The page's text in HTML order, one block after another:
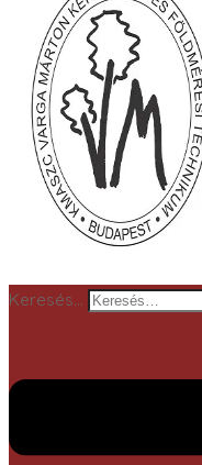
Keresés…